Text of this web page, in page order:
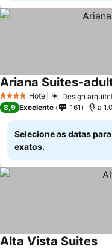
4 EstrelasHotel Design
Ariana Suites-
8,9 Excelente 161 a
Selecione as datas
exatos.
Alta Vista Suites